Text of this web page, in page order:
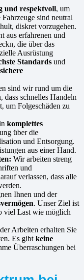
und respektvoll, um
sind neutral
diskret vorzugehen.
aus erfahrenen und
die über das
Ausrüstung
Standards und
sind wir rund um die
schnelles Handeln
um Folgeschäden zu
komplettes
über die
und Entsorgung.
aus einer Hand.
Wir arbeiten streng
und
verlassen, dass alle
Ihnen und der
. Unser Ziel ist
viel Last wie möglich
Arbeiten erhalten Sie
Es gibt keine
Überraschungen bei